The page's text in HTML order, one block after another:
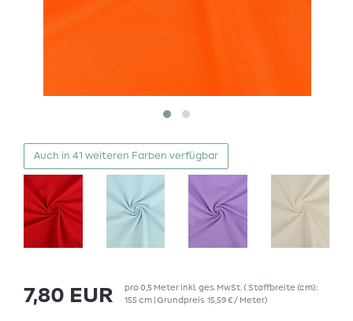
Auch in 41 weiteren Farben verfügbar
7,80 EUR pro0,5 Meterinkl. ges. MwSt. ( Stoffbreite (cm):
155 cm | Grundpreis 15,59 € / Meter)